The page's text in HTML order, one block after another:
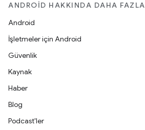
ANDROID HAKKINDA DAHA FAZLA
Android
İşletmeler için Android
Güvenlik
Kaynak
Haber
Blog
Podcast'ler